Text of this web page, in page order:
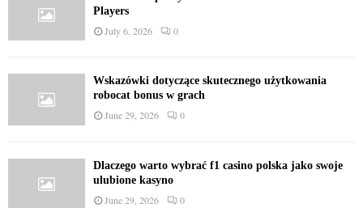
Players
July 6, 2026 0
Wskazówki dotyczące skutecznego użytkowania
robocat bonus w grach
June 29, 2026 0
Dlaczego warto wybrać f1 casino polska jako swoje
ulubione kasyno
June 29, 2026 0